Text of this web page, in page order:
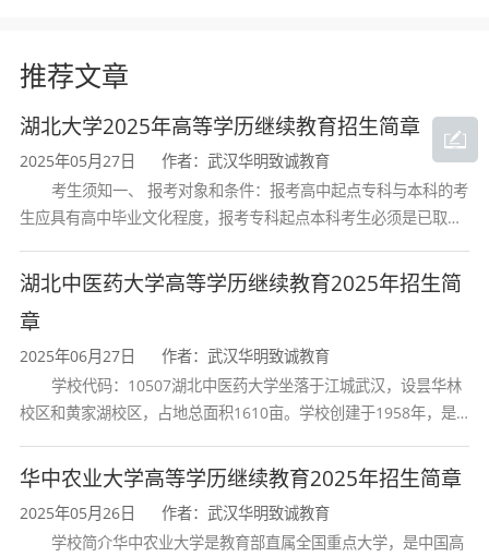
卫生、医药行 业工作的在职专业技术人员，
并具有县级或县级以上卫生行政 部门颁发的
相应执业资格证书。
4．考生报考的专业原则上应与所从事的专业
（七）考生一般应在身份证号所在地报名、
考试。凡在非 身份证号所在地报名的，须提
供在当地的户口簿或居住证或近 3 个月的社
保缴费证明。
（八）凡符合上述报名条件的港澳台考生可
持有效身份证 件报考；在中国定居的外国侨
推荐文章
湖北大学2025年高等学历继续教育招生简章
2025年05月27日
作者：武汉华明致诚教育
考生须知一、 报考对象和条件：报考高中起点专科与本科的考
生应具有高中毕业文化程度，报考专科起点本科考生必须是已取得
构颁发的大学专科毕业证书的人
湖北中医药大学高等学历继续教育2025年招生简
章
2025年06月27日
作者：武汉华明致诚教育
学校代码：10507湖北中医药大学坐落于江城武汉，设昙华林
校区和黄家湖校区，占地总面积1610亩。学校创建于1958年，是
育和最早开办中医研究
华中农业大学高等学历继续教育2025年招生简章
2025年05月26日
作者：武汉华明致诚教育
学校简介华中农业大学是教育部直属全国重点大学，是中国高